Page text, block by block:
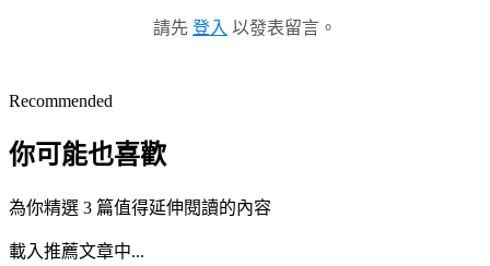
請先 登入 以發表留言。
Recommended
你可能也喜歡
為你精選 3 篇值得延伸閱讀的內容
載入推薦文章中...